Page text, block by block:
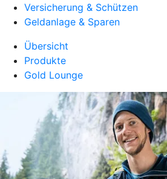
Versicherung & Schützen
Geldanlage & Sparen
Übersicht
Produkte
Gold Lounge